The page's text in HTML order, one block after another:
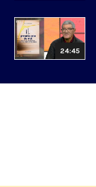
24:45